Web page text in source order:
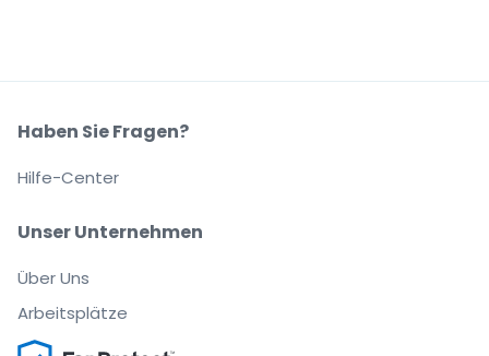
Unser Unternehmen
Über Uns
Arbeitsplätze
Haben Sie Fragen?
Hilfe-Center